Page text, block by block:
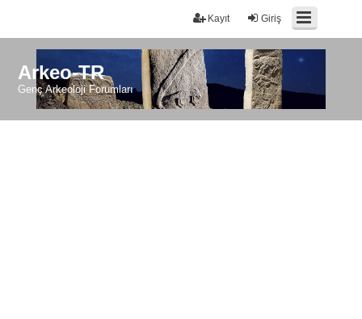
Giriş
Kayıt
Arkeo-TR
Genç Arkeoloji Forumları